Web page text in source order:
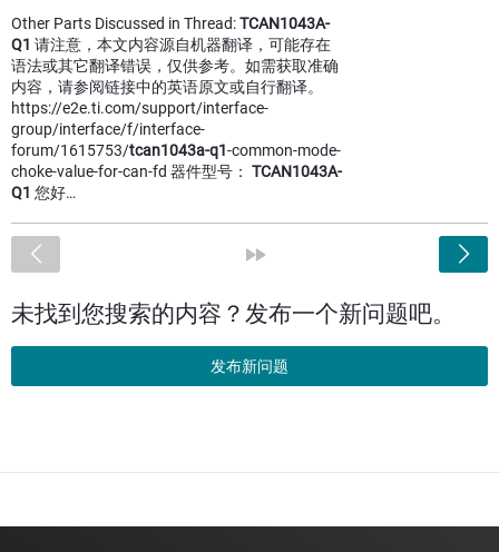
Other Parts Discussed in Thread:TCAN1043A-
Q1 请注意，本文内容源自机器翻译，可能存在
语法或其它翻译错误，仅供参考。如需获取准确
内容，请参阅链接中的英语原文或自行翻译。
https://e2e.ti.com/support/interface-
group/interface/f/interface-
forum/1615753/tcan1043a-q1-common-mode-
choke-value-for-can-fd 器件型号： TCAN1043A-
Q1 您好…
未找到您搜索的内容？发布一个新问题吧。
发布新问题